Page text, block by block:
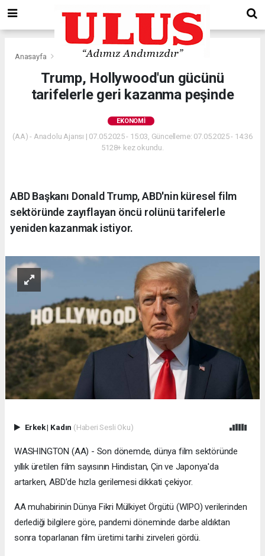
Anasayfa Ekonomi
Trump, Hollywood'un gücünü
tarifelerle geri kazanma peşinde
EKONOMI
(AA) - Anadolu Ajansı | 07.05.2025 - 15:03, Güncelleme: 07.05.2025 - 14:36
5128+ kez okundu.
ABD Başkanı Donald Trump, ABD'nin küresel film
sektöründe zayıflayan öncü rolünü tarifelerle
yeniden kazanmak istiyor.
Erkek| Kadın (Haberi Sesli Oku)
WASHINGTON (AA) - Son dönemde, dünya film sektöründe
yıllık üretilen film sayısının Hindistan, Çin ve Japonya'da
artarken, ABD'de hızla gerilemesi dikkati çekiyor.
AA muhabirinin Dünya Fikri Mülkiyet Örgütü (WIPO) verilerinden
derlediği bilgilere göre, pandemi döneminde darbe aldıktan
sonra toparlanan film üretimi tarihi zirveleri gördü.